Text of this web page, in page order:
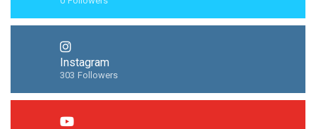
Instagram
303 Followers